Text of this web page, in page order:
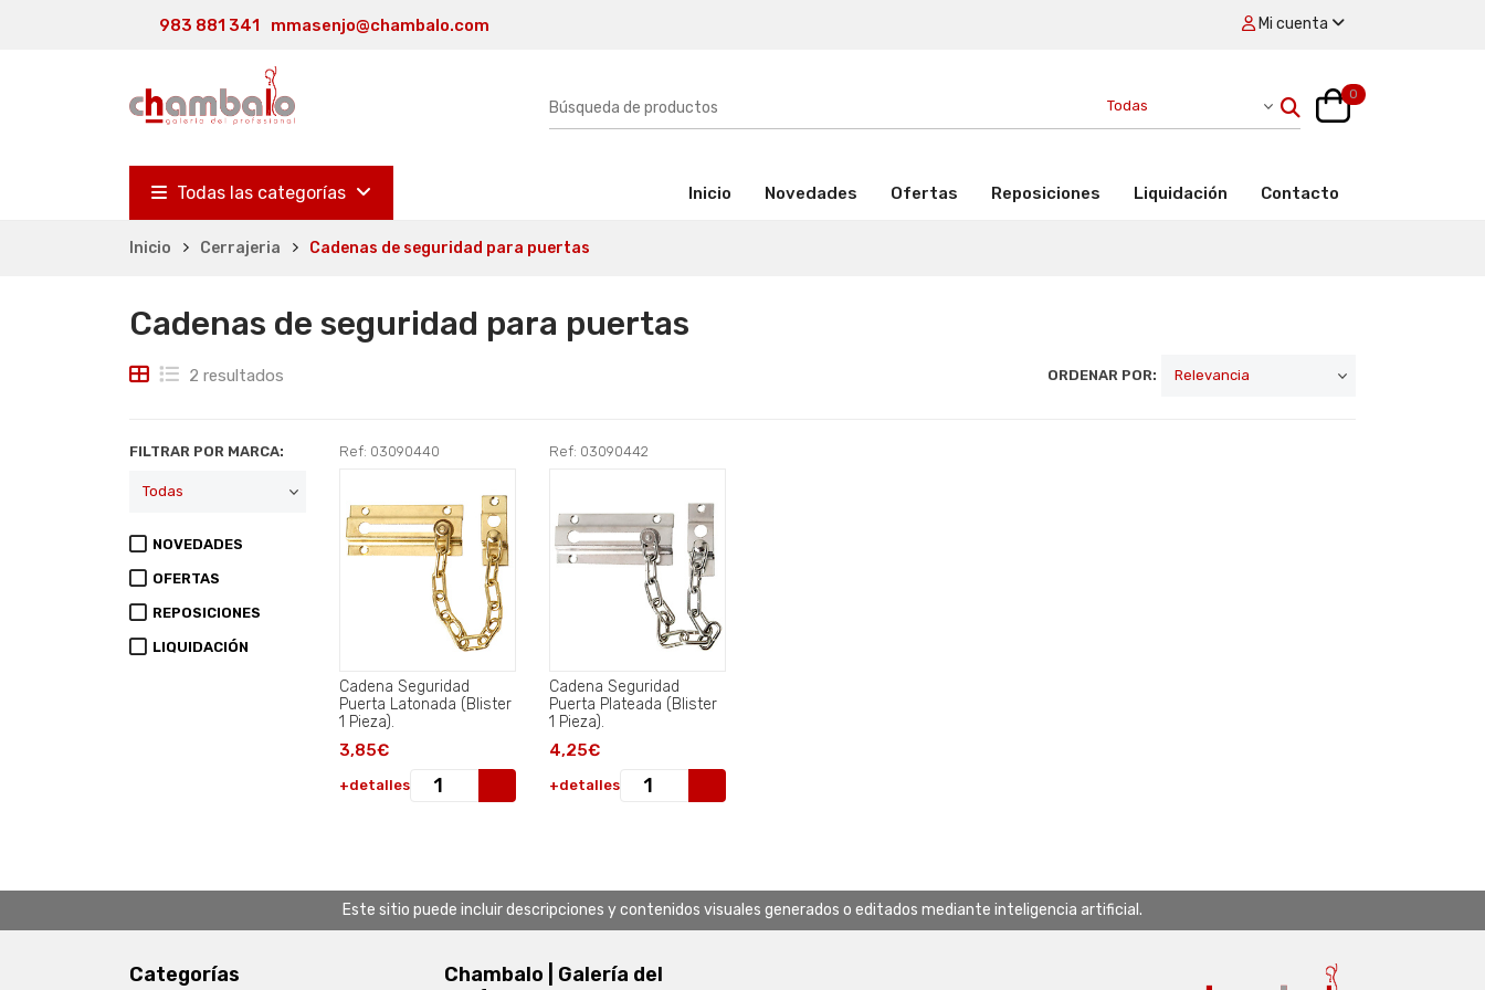
983 881 341 mmasenjo@chambalo.com Mi cuenta
0
Todas las categorías Inicio (activo)Novedades Ofertas Reposiciones Liquidación Contacto
Inicio Cerrajeria Cadenas de seguridad para puertas
Cadenas de seguridad para puertas
2 resultados ORDENAR POR:
FILTRAR POR MARCA:
NOVEDADES
OFERTAS
REPOSICIONES
LIQUIDACIÓN
Ref: 03090440
Cadena Seguridad
Puerta Latonada (Blister
1 Pieza).
3,85€
+detalles
Ref: 03090442
Cadena Seguridad
Puerta Plateada (Blister
1 Pieza).
4,25€
+detalles
Este sitio puede incluir descripciones y contenidos visuales generados o editados mediante inteligencia artificial.
Categorías
Chambalo | Galería del